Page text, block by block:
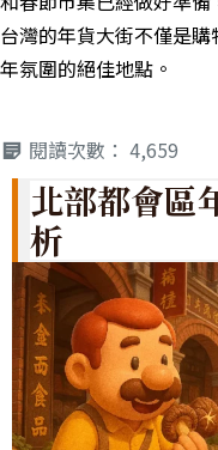
台灣的年貨大街不僅是
年氛圍的絕佳地點。
閱讀次數： 4,659
北部都會區
析